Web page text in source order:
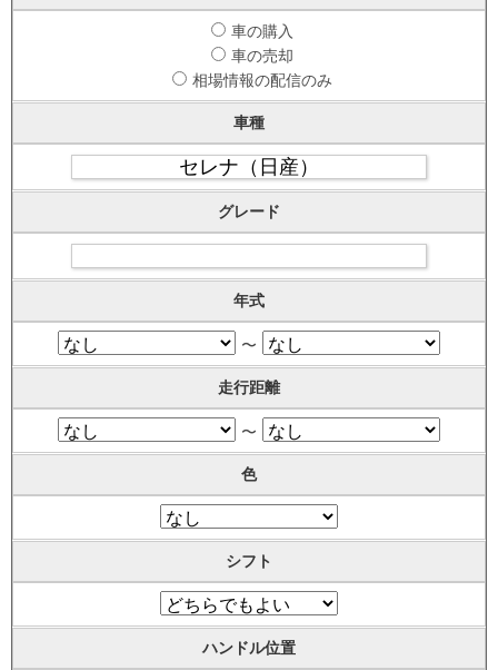
車の購入
車の売却
相場情報の配信のみ
車種
グレード
年式
〜
走行距離
〜
色
シフト
ハンドル位置